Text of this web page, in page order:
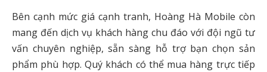
Bên cạnh mức giá cạnh tranh, Hoàng Hà Mobile còn
mang đến dịch vụ khách hàng chu đáo với đội ngũ tư
vấn chuyên nghiệp, sẵn sàng hỗ trợ bạn chọn sản
phẩm phù hợp. Quý khách có thể mua hàng trực tiếp